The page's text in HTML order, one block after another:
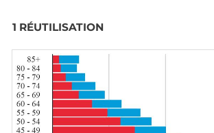
1 RÉUTILISATION